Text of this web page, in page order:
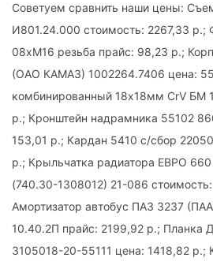
Советуем сравнить наши цены:
И801.24.000 стоимость: 2267,33 р.;
08хМ16 резьба прайс: 98,23 р.;
(ОАО КАМАЗ) 1002264.7406 цена:
комбинированный 18х18мм CrV БМ
р.; Кронштейн надрамника 55102
153,01 р.; Кардан 5410 с/сбор
р.; Крыльчатка радиатора ЕВРО
(740.30-1308012) 21-086
Амортизатор автобус ПАЗ 3237
10.40.2П прайс: 2199,92 р.; Планка
3105018-20-55111 цена: 1418,82 р.;